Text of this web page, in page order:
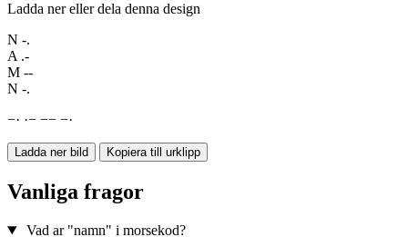
Ladda ner eller dela denna design
N -.
A .-
M --
N -.
−· ·− −− −·
Ladda ner bild Kopiera till urklipp
Vanliga fragor
Vad ar "namn" i morsekod?